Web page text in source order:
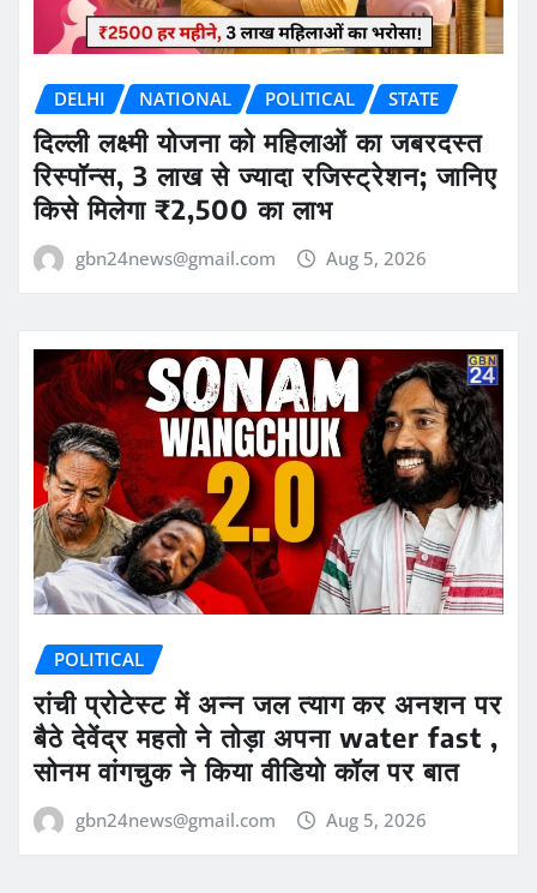
DELHI NATIONAL POLITICAL STATE
दिल्ली लक्ष्मी योजना को महिलाओं का जबरदस्त
रिस्पॉन्स, 3 लाख से ज्यादा रजिस्ट्रेशन; जानिए
किसे मिलेगा ₹2,500 का लाभ
gbn24news@gmail.com Aug 5, 2026
POLITICAL
रांची प्रोटेस्ट में अन्न जल त्याग कर अनशन पर
बैठे देवेंद्र महतो ने तोड़ा अपना water fast ,
सोनम वांगचुक ने किया वीडियो कॉल पर बात
gbn24news@gmail.com Aug 5, 2026